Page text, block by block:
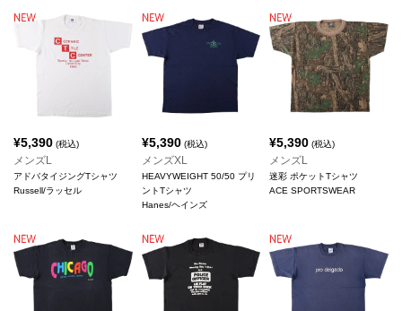
¥5,390 (税込)
メンズL
アドバタイジングTシャツ
Russell/ラッセル
¥5,390(税込)
メンズXL
HEAVYWEIGHT 50/50 プリ
ントTシャツ
Hanes/ヘインズ
¥5,390 (税込)
メンズL
迷彩 ポケットTシャツ
ACE SPORTSWEAR